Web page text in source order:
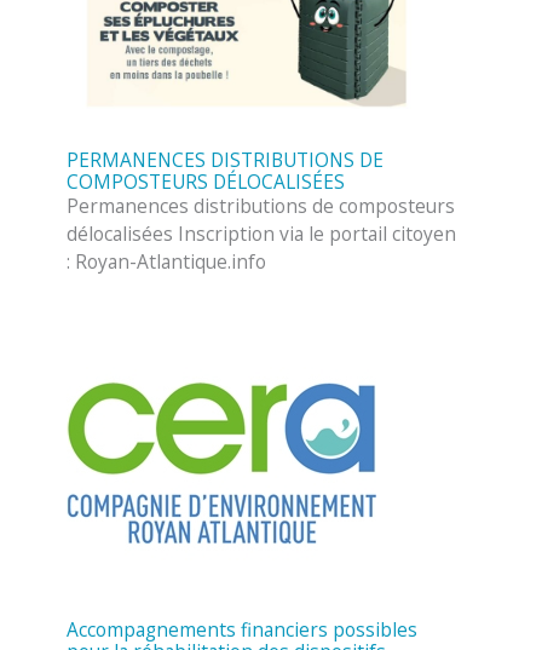
PERMANENCES DISTRIBUTIONS DE
COMPOSTEURS DÉLOCALISÉES
Permanences distributions de composteurs
délocalisées Inscription via le portail citoyen
: Royan-Atlantique.info
Accompagnements financiers possibles